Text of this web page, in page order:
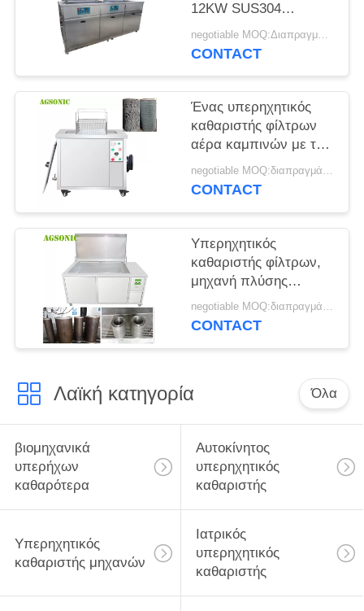
PRIVACY
POLICY
12KW SUS304
φίλτρων χρονομέτρων
υπερηχητική
negotiable MOQ:Διαπραγμάτευση
CONTACT
Ένας υπερηχητικός
καθαριστής φίλτρων
αέρα καμπινών με τον
τρόπο σκουπισμάτων
συχνότητας
negotiable MOQ:διαπραγμάτευση
CONTACT
Υπερηχητικός
καθαριστής φίλτρων,
μηχανή πλύσης
φίλτρων/καθαρισμού
για να αφαιρέσει το
negotiable MOQ:διαπραγμάτευση
CONTACT
Λαϊκή κατηγορία Όλα
βιομηχανικά
υπερήχων
καθαρότερα
Αυτοκίνητος
υπερηχητικός
καθαριστής
Υπερηχητικός
καθαριστής μηχανών
Ιατρικός
υπερηχητικός
καθαριστής